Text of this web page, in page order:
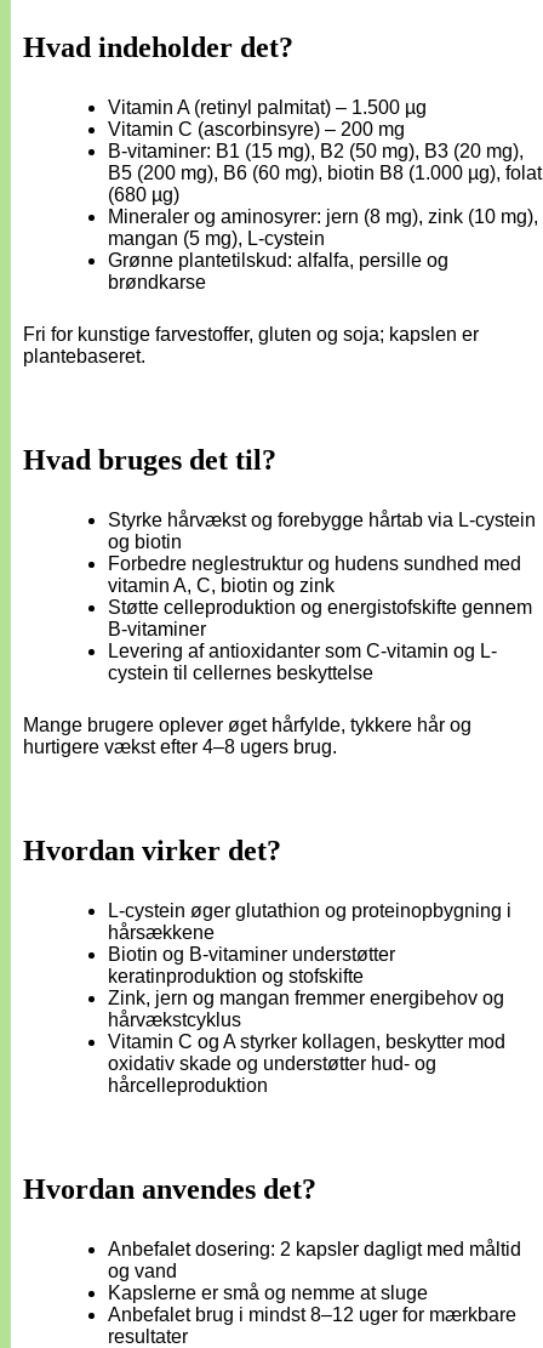
Hvad indeholder det?
Vitamin A (retinyl palmitat) – 1.500 µg
Vitamin C (ascorbinsyre) – 200 mg
B-vitaminer: B1 (15 mg), B2 (50 mg), B3 (20 mg),
B5 (200 mg), B6 (60 mg), biotin B8 (1.000 µg), folat
(680 µg)
Mineraler og aminosyrer: jern (8 mg), zink (10 mg),
mangan (5 mg), L-cystein
Grønne plantetilskud: alfalfa, persille og
brøndkarse
Fri for kunstige farvestoffer, gluten og soja; kapslen er
plantebaseret.
Hvad bruges det til?
Styrke hårvækst og forebygge hårtab via L-cystein
og biotin
Forbedre neglestruktur og hudens sundhed med
vitamin A, C, biotin og zink
Støtte celleproduktion og energistofskifte gennem
B-vitaminer
Levering af antioxidanter som C-vitamin og L-
cystein til cellernes beskyttelse
Mange brugere oplever øget hårfylde, tykkere hår og
hurtigere vækst efter 4–8 ugers brug.
Hvordan virker det?
L-cystein øger glutathion og proteinopbygning i
hårsækkene
Biotin og B-vitaminer understøtter
keratinproduktion og stofskifte
Zink, jern og mangan fremmer energibehov og
hårvækstcyklus
Vitamin C og A styrker kollagen, beskytter mod
oxidativ skade og understøtter hud- og
hårcelleproduktion
Hvordan anvendes det?
Anbefalet dosering: 2 kapsler dagligt med måltid
og vand
Kapslerne er små og nemme at sluge
Anbefalet brug i mindst 8–12 uger for mærkbare
resultater